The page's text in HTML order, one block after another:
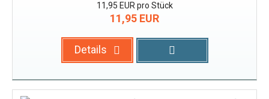
11,95 EUR pro Stück
11,95 EUR
Details